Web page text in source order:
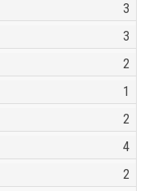
3
3
2
1
2
4
2